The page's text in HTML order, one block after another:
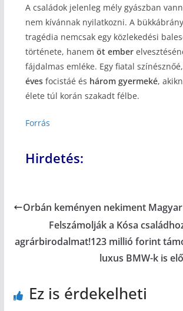
A családok jelenleg mély gyászban
nem kívánnak nyilatkozni. A
tragédia nemcsak egy közlekedési
története, hanem öt ember
fájdalmas emléke. Egy fiatal
évesfocistáé és három gyermeké,
élete túl korán szakadt félbe.
Forrás
Hirdetés:
Orbán keményen nekiment
Felszámolják a Kósa
agrárbirodalmat!123 millió forint
luxus BMW-k is
Ez is érdekelheti